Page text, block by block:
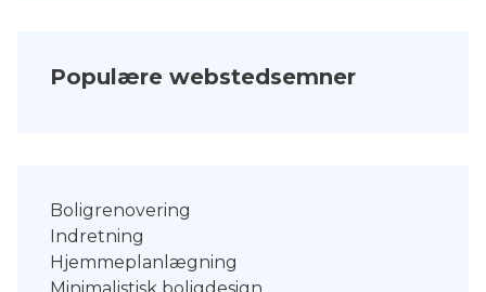
Populære webstedsemner
Boligrenovering
Indretning
Hjemmeplanlægning